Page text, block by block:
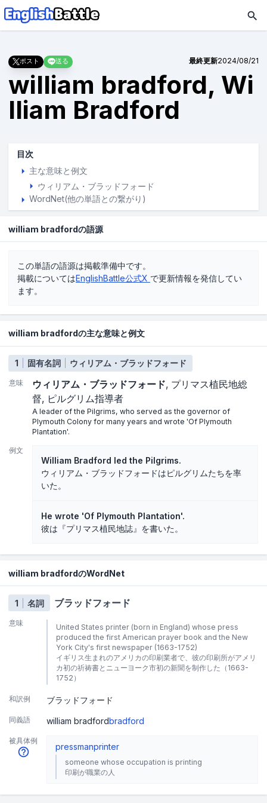
ポスト 送る 最終更新2024/08/21
william bradford, Wi
lliam Bradford
目次
主な意味と例文
ウィリアム・ブラッドフォード
WordNet(他の単語との繋がり)
william bradfordの語源
この単語の語源は掲載準備中です。
掲載についてはEnglishBattle公式X で更新情報を発信してい
ます。
william bradfordの主な意味と例文
1 固有名詞 ウィリアム・ブラッドフォード
意味 ウィリアム・ブラッドフォード プリマス植民地総
督
ピルグリム指導者
A leader of the Pilgrims, who served as the governor of
Plymouth Colony for many years and wrote 'Of Plymouth
Plantation'.
例文
William Bradford led the Pilgrims.
ウィリアム・ブラッドフォードはピルグリムたちを率
いた。
He wrote 'Of Plymouth Plantation'.
彼は『プリマス植民地誌』を書いた。
william bradfordのWordNet
1 名詞 ブラッドフォード
意味
United States printer (born in England) whose press
produced the first American prayer book and the New
York City's first newspaper (1663-1752)
イギリス生まれのアメリカの印刷業者で、彼の印刷所がアメリ
カ初の祈祷書とニューヨーク市初の新聞を制作した（1663-
1752）
和訳例 ブラッドフォード
同義語 william bradfordbradford
被具体例
pressmanprinter
someone whose occupation is printing
印刷が職業の人